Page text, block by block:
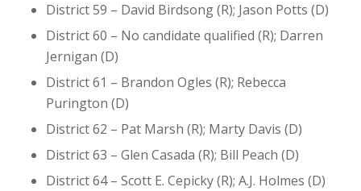
District 59 – David Birdsong (R); Jason Potts (D)
District 60 – No candidate qualified (R); Darren
Jernigan (D)
District 61 – Brandon Ogles (R); Rebecca
Purington (D)
District 62 – Pat Marsh (R); Marty Davis (D)
District 63 – Glen Casada (R); Bill Peach (D)
District 64 – Scott E. Cepicky (R); A.J. Holmes (D)